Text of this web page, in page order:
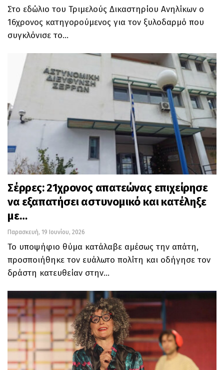
Στο εδώλιο του Τριμελούς Δικαστηρίου Ανηλίκων ο
16χρονος κατηγορούμενος για τον ξυλοδαρμό που
συγκλόνισε το…
Σέρρες: 21χρονος απατεώνας επιχείρησε
να εξαπατήσει αστυνομικό και κατέληξε
με…
Παρασκευή, 19 Ιουνίου, 2026
Το υποψήφιο θύμα κατάλαβε αμέσως την απάτη,
προσποιήθηκε τον ευάλωτο πολίτη και οδήγησε τον
δράστη κατευθείαν στην…